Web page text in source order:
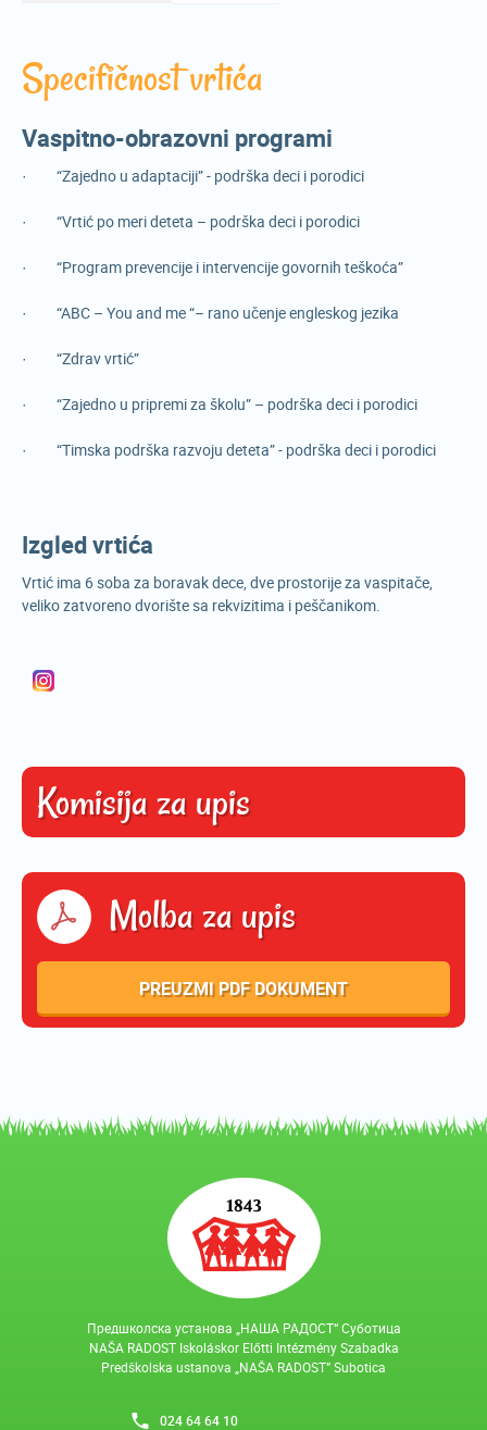
Specifičnost vrtića
Vaspitno-obrazovni programi
· “Zajedno u adaptaciji” - podrška deci i porodici
· “Vrtić po meri deteta – podrška deci i porodici
· “Program prevencije i intervencije govornih teškoća”
· “ABC – You and me “– rano učenje engleskog jezika
· “Zdrav vrtić”
· “Zajedno u pripremi za školu” – podrška deci i porodici
· “Timska podrška razvoju deteta” - podrška deci i porodici
Izgled vrtića
Vrtić ima 6 soba za boravak dece, dve prostorije za vaspitače,
veliko zatvoreno dvorište sa rekvizitima i peščanikom.
Komisija za upis
Molba za upis
PREUZMI PDF DOKUMENT
024 64 64 10
Предшколска установа „НАША РАДОСТ“ Суботица
NAŠA RADOST Iskoláskor Előtti Intézmény Szabadka
Predškolska ustanova „NAŠA RADOST” Subotica